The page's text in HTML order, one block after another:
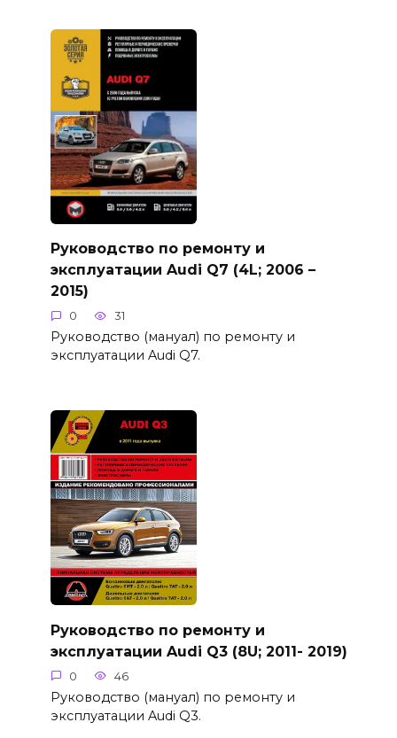
Руководство по ремонту и
эксплуатации Audi Q7 (4L; 2006 –
2015)
0 31
Руководство (мануал) по ремонту и
эксплуатации Audi Q7.
Руководство по ремонту и
эксплуатации Audi Q3 (8U; 2011- 2019)
0 46
Руководство (мануал) по ремонту и
эксплуатации Audi Q3.